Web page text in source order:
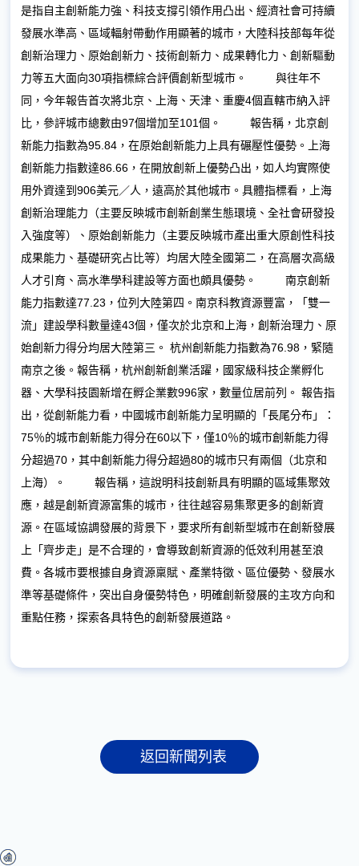
是指自主創新能力強、科技支撐引領作用凸出、經濟社會可持續
發展水準高、區域輻射帶動作用顯著的城市，大陸科技部每年從
創新治理力、原始創新力、技術創新力、成果轉化力、創新驅動
力等五大面向30項指標綜合評價創新型城市。
與往年不
同，今年報告首次將北京、上海、天津、重慶4個直轄市納入評
比，參評城市總數由97個增加至101個。
報告稱，北京創
新能力指數為95.84，在原始創新能力上具有碾壓性優勢。上海
創新能力指數達86.66，在開放創新上優勢凸出，如人均實際使
用外資達到906美元／人，遠高於其他城市。具體指標看，上海
創新治理能力（主要反映城市創新創業生態環境、全社會研發投
入強度等）、原始創新能力（主要反映城市產出重大原創性科技
成果能力、基礎研究占比等）均居大陸全國第二，在高層次高級
人才引育、高水準學科建設等方面也頗具優勢。
南京創新
能力指數達77.23，位列大陸第四。南京科教資源豐富，「雙一
流」建設學科數量達43個，僅次於北京和上海，創新治理力、原
始創新力得分均居大陸第三。 杭州創新能力指數為76.98，緊隨
南京之後。報告稱，杭州創新創業活躍，國家級科技企業孵化
器、大學科技園新增在孵企業數996家，數量位居前列。 報告指
出，從創新能力看，中國城市創新能力呈明顯的「長尾分布」：
75％的城市創新能力得分在60以下，僅10％的城市創新能力得
分超過70，其中創新能力得分超過80的城市只有兩個（北京和
上海）。
報告稱，這說明科技創新具有明顯的區域集聚效
應，越是創新資源富集的城市，往往越容易集聚更多的創新資
源。在區域協調發展的背景下，要求所有創新型城市在創新發展
上「齊步走」是不合理的，會導致創新資源的低效利用甚至浪
費。各城市要根據自身資源稟賦、產業特徵、區位優勢、發展水
準等基礎條件，突出自身優勢特色，明確創新發展的主攻方向和
重點任務，探索各具特色的創新發展道路。
返回新聞列表